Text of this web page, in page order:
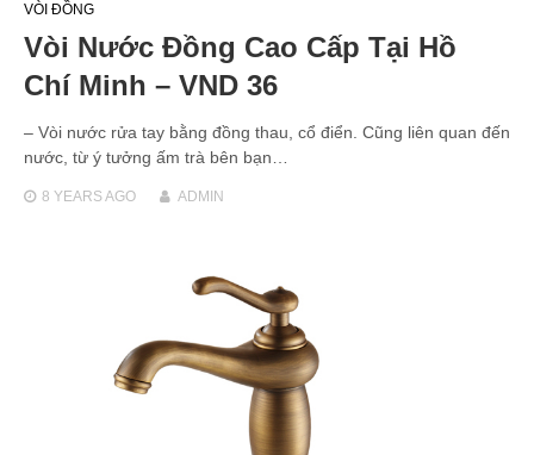
VÒI ĐỒNG
Vòi Nước Đồng Cao Cấp Tại Hồ
Chí Minh – VND 36
– Vòi nước rửa tay bằng đồng thau, cổ điển. Cũng liên quan đến
nước, từ ý tưởng ấm trà bên bạn…
8 YEARSAGO ADMIN